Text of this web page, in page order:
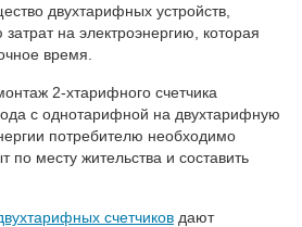
двухтарифных устройств,
на электроэнергию, которая
время.
2-хтарифного счетчика
с однотарифной на двухтарифную
потребителю необходимо
по месту жительства и составить
счетчиков дают